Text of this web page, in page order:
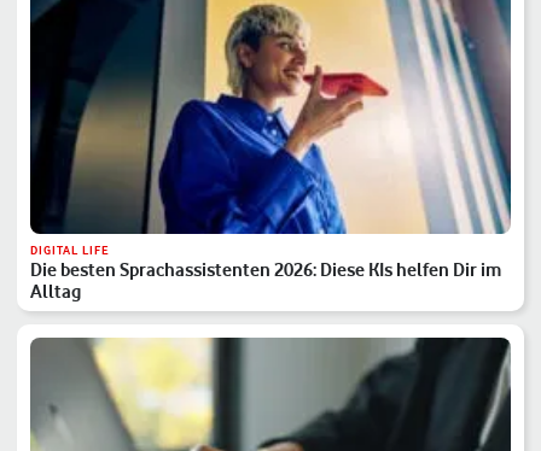
DIGITAL LIFE
Die besten Sprachassistenten 2026: Diese KIs helfen Dir im
Alltag